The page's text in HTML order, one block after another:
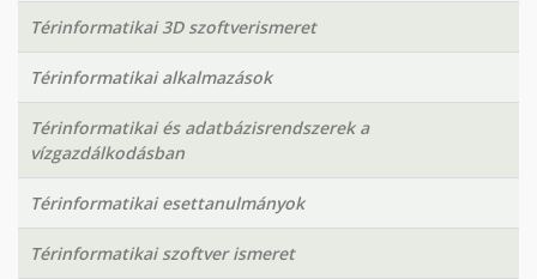
Térinformatikai 3D szoftverismeret
Térinformatikai alkalmazások
Térinformatikai és adatbázisrendszerek a
vízgazdálkodásban
Térinformatikai esettanulmányok
Térinformatikai szoftver ismeret